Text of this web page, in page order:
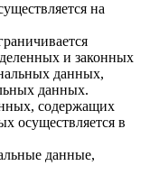
на
и законных
данных,
данных.
содержащих
осуществляется в
данные,